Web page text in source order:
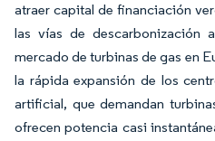
atraer capital de financiación
las vías de descarbonización
mercado de turbinas de gas en
la rápida expansión de los
artificial, que demandan
ofrecen potencia casi